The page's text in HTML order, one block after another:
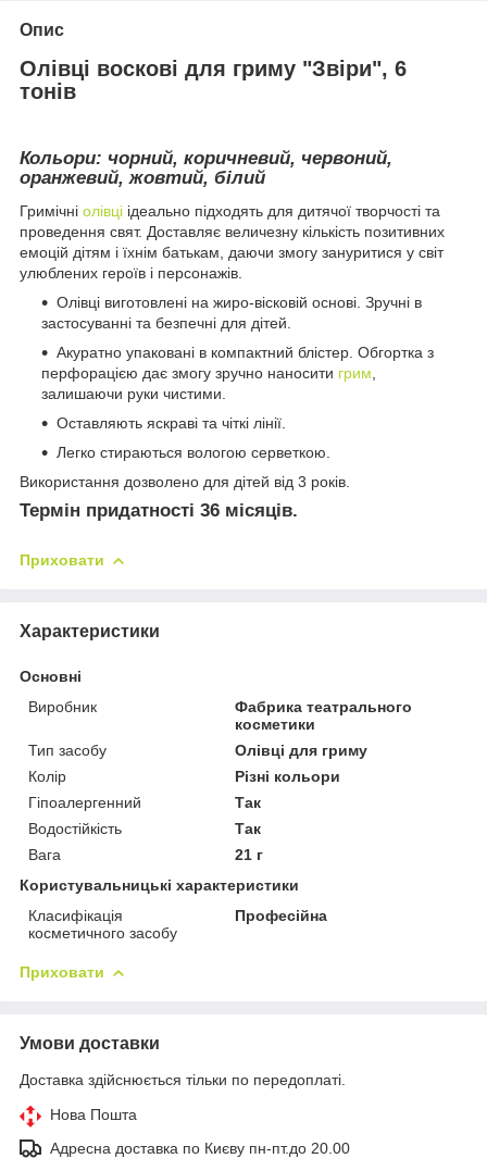
Опис
Олівці воскові для гриму "Звіри", 6
тонів
Кольори: чорний, коричневий, червоний,
оранжевий, жовтий, білий
Гримічні олівці ідеально підходять для дитячої творчості та
проведення свят. Доставляє величезну кількість позитивних
емоцій дітям і їхнім батькам, даючи змогу зануритися у світ
улюблених героїв і персонажів.
Олівці виготовлені на жиро-вісковій основі. Зручні в
застосуванні та безпечні для дітей.
Акуратно упаковані в компактний блістер. Обгортка з
перфорацією дає змогу зручно наносити грим,
залишаючи руки чистими.
Оставляють яскраві та чіткі лінії.
Легко стираються вологою серветкою.
Використання дозволено для дітей від 3 років.
Термін придатності 36 місяців.
Приховати
Характеристики
Основні
Виробник
Фабрика театрального
косметики
Тип засобу
Олівці для гриму
Колір
Різні кольори
Гіпоалергенний
Так
Водостійкість
Так
Вага
21 г
Користувальницькі характеристики
Класифікація
косметичного засобу
Професійна
Приховати
Умови доставки
Доставка здійснюється тільки по передоплаті.
Нова Пошта
Адресна доставка по Києву пн-пт.до 20.00